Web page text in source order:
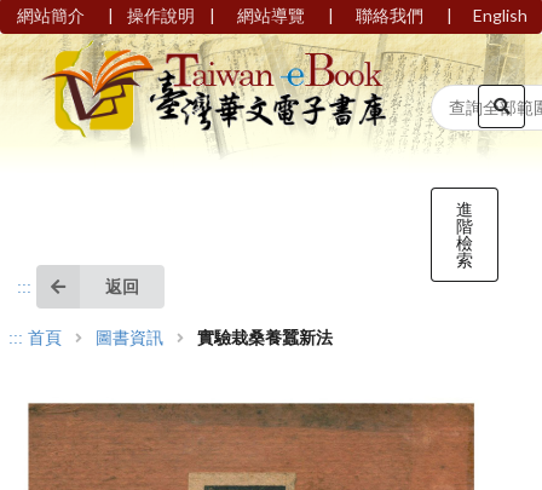
網站簡介 | 操作說明 | 網站導覽 | 聯絡我們 | English
進
階
檢
索
::: 返回
::: 首頁 圖書資訊 實驗栽桑養蠶新法